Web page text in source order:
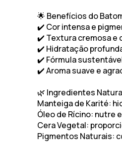
🌟 Benefícios do
✔️ Cor intensa e
✔️ Textura cremosa e
✔️ Hidratação
✔️ Fórmula
✔️ Aroma suave e
🌿 Ingredientes
Manteiga de Karité:
Óleo de Rícino: nutre
Cera Vegetal:
Pigmentos Naturais: